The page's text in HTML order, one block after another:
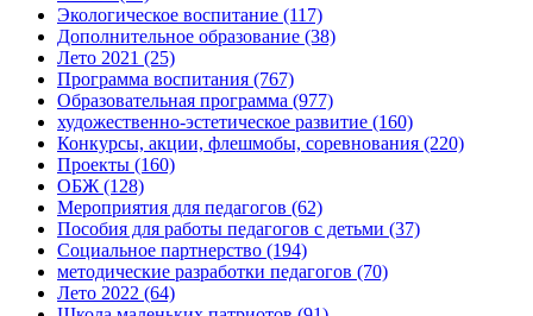
Экологическое воспитание (117)
Дополнительное образование (38)
Лето 2021 (25)
Программа воспитания (767)
Образовательная программа (977)
художественно-эстетическое развитие (160)
Конкурсы, акции, флешмобы, соревнования (220)
Проекты (160)
ОБЖ (128)
Мероприятия для педагогов (62)
Пособия для работы педагогов с детьми (37)
Социальное партнерство (194)
методические разработки педагогов (70)
Лето 2022 (64)